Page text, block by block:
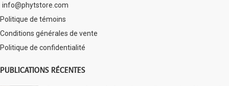
info@phytstore.com
Politique de témoins
Conditions générales de vente
Politique de confidentialité
PUBLICATIONS RÉCENTES